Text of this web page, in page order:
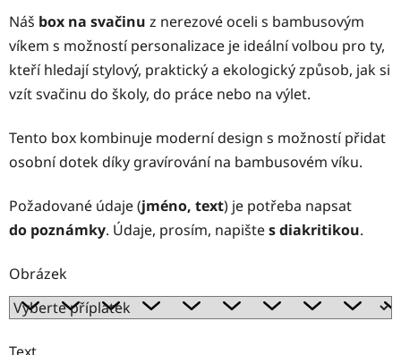
Náš box na svačinu z nerezové oceli s bambusovým
víkem s možností personalizace je ideální volbou pro ty,
kteří hledají stylový, praktický a ekologický způsob, jak si
vzít svačinu do školy, do práce nebo na výlet.
Tento box kombinuje moderní design s možností přidat
osobní dotek díky gravírování na bambusovém víku.
Požadované údaje (jméno, text) je potřeba napsat
do poznámky. Údaje, prosím, napištes diakritikou.
Obrázek
Text